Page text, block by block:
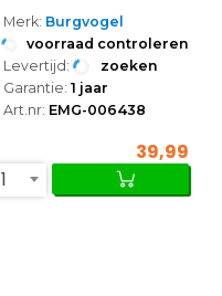
Merk: Burgvogel
voorraad controleren
Levertijd: zoeken
Garantie: 1 jaar
Art.nr: EMG-006438
39,99
1